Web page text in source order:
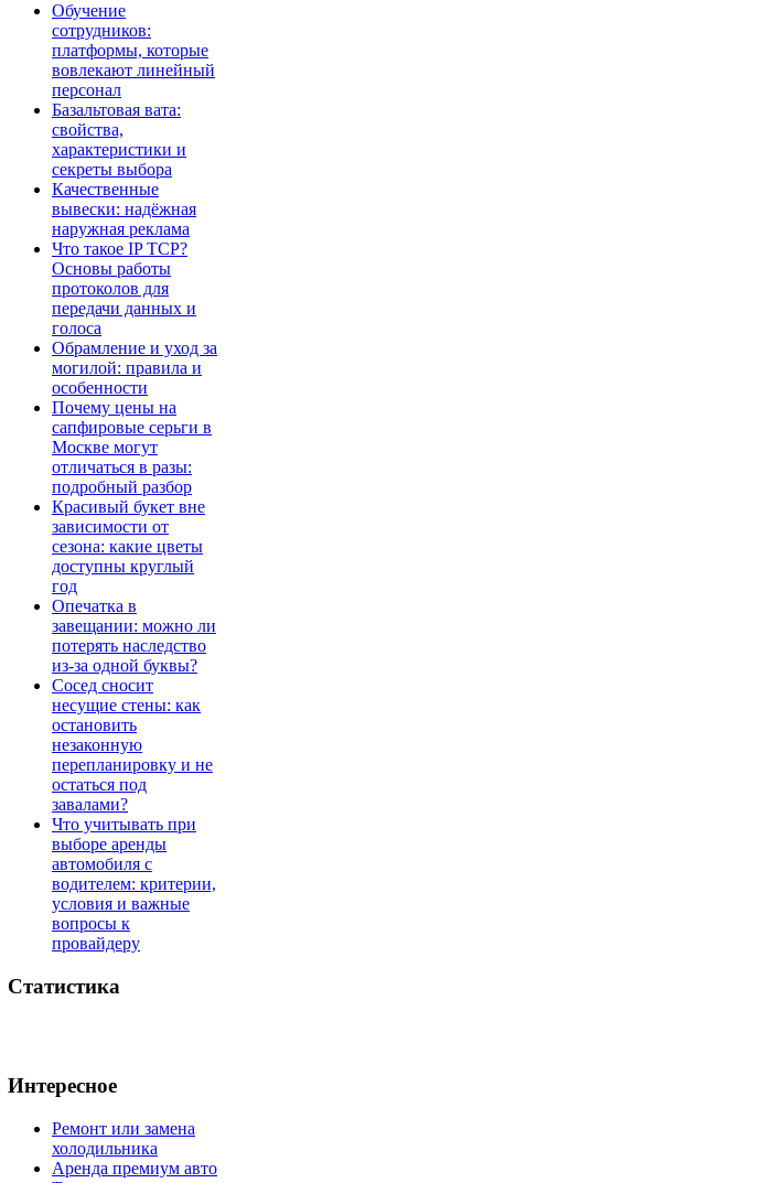
Обучение
сотрудников:
платформы, которые
вовлекают линейный
персонал
Базальтовая вата:
свойства,
характеристики и
секреты выбора
Качественные
вывески: надёжная
наружная реклама
Что такое IP TCP?
Основы работы
протоколов для
передачи данных и
голоса
Обрамление и уход за
могилой: правила и
особенности
Почему цены на
сапфировые серьги в
Москве могут
отличаться в разы:
подробный разбор
Красивый букет вне
зависимости от
сезона: какие цветы
доступны круглый
год
Опечатка в
завещании: можно ли
потерять наследство
из-за одной буквы?
Сосед сносит
несущие стены: как
остановить
незаконную
перепланировку и не
остаться под
завалами?
Что учитывать при
выборе аренды
автомобиля с
водителем: критерии,
условия и важные
вопросы к
провайдеру
Статистика
Интересное
Ремонт или замена
холодильника
Аренда премиум авто